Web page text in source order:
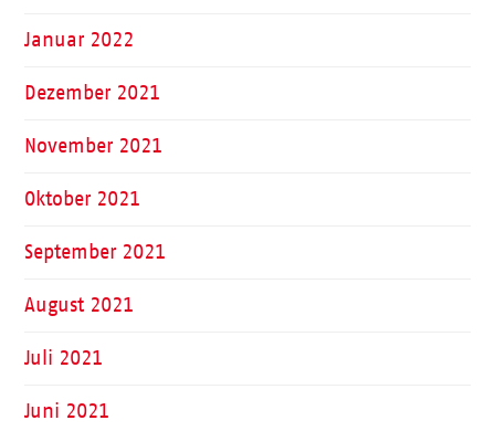
Januar 2022
Dezember 2021
November 2021
Oktober 2021
September 2021
August 2021
Juli 2021
Juni 2021